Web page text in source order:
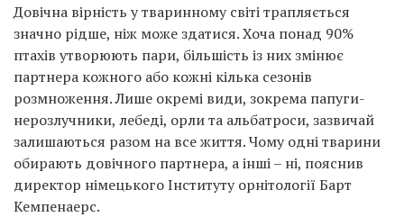
Довічна вірність у тваринному світі трапляється
значно рідше, ніж може здатися. Хоча понад 90%
птахів утворюють пари, більшість із них змінює
партнера кожного або кожні кілька сезонів
розмноження. Лише окремі види, зокрема папуги-
нерозлучники, лебеді, орли та альбатроси, зазвичай
залишаються разом на все життя. Чому одні тварини
обирають довічного партнера, а інші – ні, пояснив
директор німецького Інституту орнітології Барт
Кемпенаерс.